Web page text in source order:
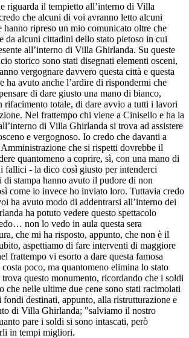
riguarda il tempietto all’interno di Villa
che alcuni di voi avranno letto alcuni
hanno ripreso un mio comunicato oltre che
da alcuni cittadini dello stato pietoso in cui
all’interno di Villa Ghirlanda. Su queste
storico sono stati disegnati elementi osceni,
vergognare davvero questa città e questa
ha avuto anche l’ardire di rispondermi che
di dare giusto una mano di bianco,
rifacimento totale, di dare avvio a tutti i lavori
Nel frattempo chi viene a Cinisello e ha la
di Villa Ghirlanda si trova ad assistere
e vergognoso. Io credo che davanti a
che si rispetti dovrebbe il
quantomeno a coprire, sì, con una mano di
fallici - la dico così giusto per intenderci
stampa hanno avuto il pudore di non
come io invece ho inviato loro. Tuttavia credo
ha avuto modo di addentrarsi all’interno dei
ha potuto vedere questo spettacolo
non lo vedo in aula questa sera
che mi ha risposto, appunto, che non è il
aspettiamo di fare interventi di maggiore
frattempo vi esorto a dare questa famosa
poco, ma quantomeno elimina lo stato
questo monumento, ricordando che i soldi
che nelle ultime due cene sono stati racimolati
destinati, appunto, alla ristrutturazione e
di Villa Ghirlanda; "salviamo il nostro
pare i soldi si sono intascati, però
in tempi migliori.